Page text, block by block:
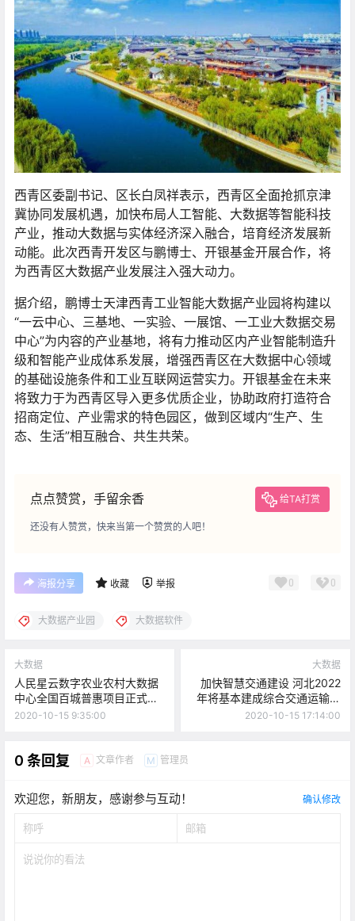
西青区委副书记、区长白凤祥表示，西青区全面抢抓京津
冀协同发展机遇，加快布局人工智能、大数据等智能科技
产业，推动大数据与实体经济深入融合，培育经济发展新
动能。此次西青开发区与鹏博士、开银基金开展合作，将
为西青区大数据产业发展注入强大动力。
据介绍，鹏博士天津西青工业智能大数据产业园将构建以
“一云中心、三基地、一实验、一展馆、一工业大数据交易
中心”为内容的产业基地，将有力推动区内产业智能制造升
级和智能产业成体系发展，增强西青区在大数据中心领域
的基础设施条件和工业互联网运营实力。开银基金在未来
将致力于为西青区导入更多优质企业，协助政府打造符合
招商定位、产业需求的特色园区，做到区域内“生产、生
态、生活”相互融合、共生共荣。
点点赞赏，手留余香 给TA打赏
还没有人赞赏，快来当第一个赞赏的人吧！
海报分享 收藏 举报 0 0
大数据产业园 大数据软件
大数据
人民星云数字农业农村大数据
中心全国百城普惠项目正式发
布
2020-10-15 9:35:00
大数据
加快智慧交通建设 河北2022
年将基本建成综合交通运输大
数据中心体系
2020-10-15 17:14:00
0 条回复 A 文章作者 M 管理员
欢迎您，新朋友，感谢参与互动！ 确认修改